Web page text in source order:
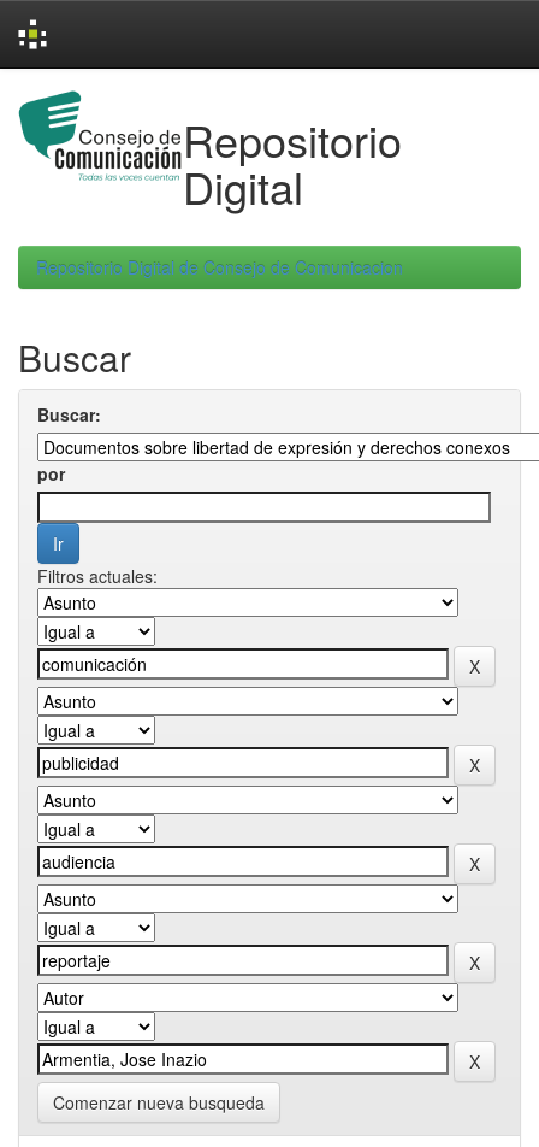
navigation
Repositorio
Digital
Repositorio Digital de Consejo de Comunicacion
Buscar
Buscar:
por
Filtros actuales:
Comenzar nueva busqueda